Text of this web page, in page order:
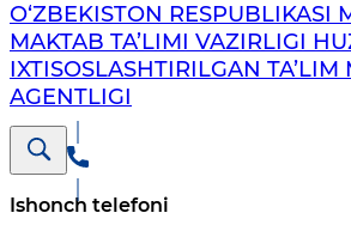
O‘ZBEKISTON RESPUBLIKASI
MAKTAB TA’LIMI VAZIRLIGI
IXTISOSLASHTIRILGAN TA’LIM
AGENTLIGI
Ishonch telefoni